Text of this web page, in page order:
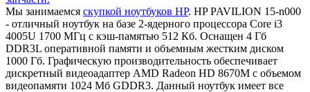
Мы занимаемся скупкой ноутбуков HP. HP PAVILION 15-n000
- отличный ноутбук на базе 2-ядерного процессора Core i3
4005U 1700 МГц с кэш-памятью 512 Кб. Оснащен 4 Гб
DDR3L оперативной памяти и объемным жестким диском
1000 Гб. Графическую производительность обеспечивает
дискретный видеоадаптер AMD Radeon HD 8670M с объемом
видеопамяти 1024 Мб GDDR3. Данный ноутбук имеет все